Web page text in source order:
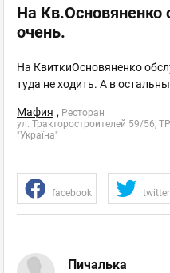
На Кв.Основяненко
очень.
На КвиткиОсновяненко
туда не ходить. А в
Мафия , Ресторан
ул. Тракторостроителей 59/56,
"Україна"
facebook twitter
Пичалька